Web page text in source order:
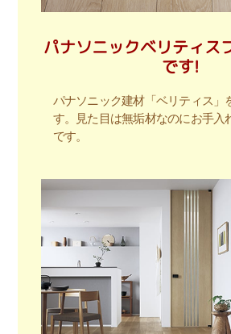
パナソニックベリティス
です!
パナソニック建材「ベリティス」
す。見た目は無垢材なのにお手入
です。